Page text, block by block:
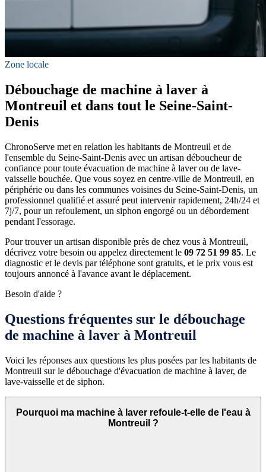
Zone locale
Débouchage de machine à laver à
Montreuil et dans tout le Seine-Saint-
Denis
ChronoServe met en relation les habitants de Montreuil et de
l'ensemble du Seine-Saint-Denis avec un artisan déboucheur de
confiance pour toute évacuation de machine à laver ou de lave-
vaisselle bouchée. Que vous soyez en centre-ville de Montreuil, en
périphérie ou dans les communes voisines du Seine-Saint-Denis, un
professionnel qualifié et assuré peut intervenir rapidement, 24h/24 et
7j/7, pour un refoulement, un siphon engorgé ou un débordement
pendant l'essorage.
Pour trouver un artisan disponible près de chez vous à Montreuil,
décrivez votre besoin ou appelez directement le 09 72 51 99 85. Le
diagnostic et le devis par téléphone sont gratuits, et le prix vous est
toujours annoncé à l'avance avant le déplacement.
Besoin d'aide ?
Questions fréquentes sur le débouchage
de machine à laver à Montreuil
Voici les réponses aux questions les plus posées par les habitants de
Montreuil sur le débouchage d'évacuation de machine à laver, de
lave-vaisselle et de siphon.
Pourquoi ma machine à laver refoule-t-elle de l'eau à
Montreuil ?